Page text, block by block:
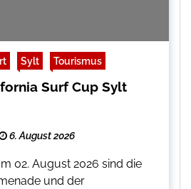
Sylt Tourismus
Surf Cup Sylt
6. August 2026
02. August 2026 sind die
und der